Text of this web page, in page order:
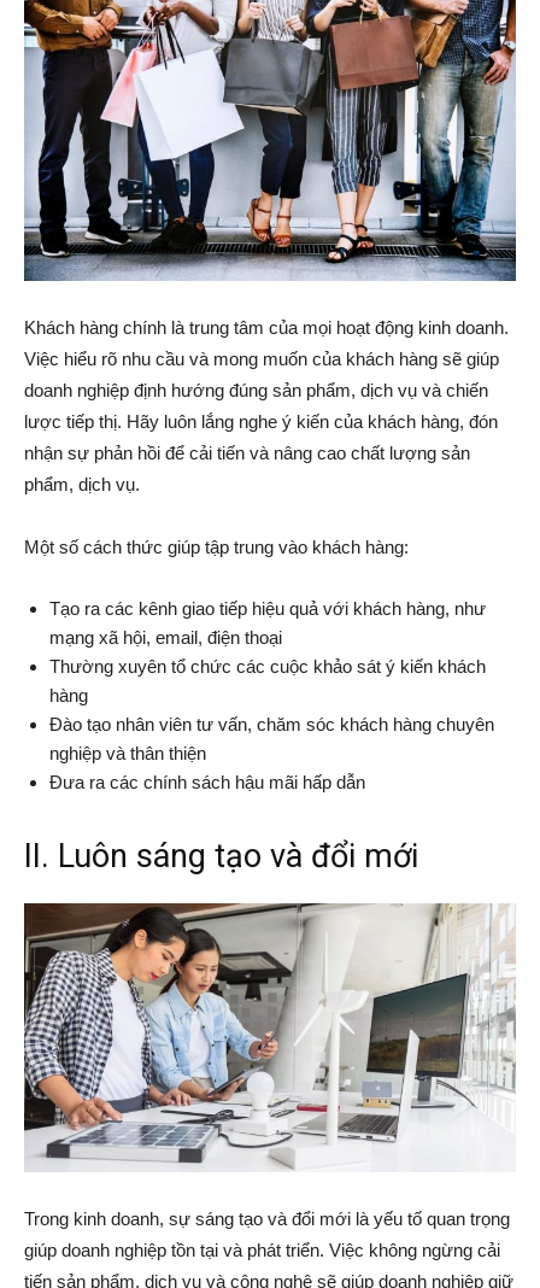
Khách hàng chính là trung tâm của mọi hoạt động kinh doanh.
Việc hiểu rõ nhu cầu và mong muốn của khách hàng sẽ giúp
doanh nghiệp định hướng đúng sản phẩm, dịch vụ và chiến
lược tiếp thị. Hãy luôn lắng nghe ý kiến của khách hàng, đón
nhận sự phản hồi để cải tiến và nâng cao chất lượng sản
phẩm, dịch vụ.
Một số cách thức giúp tập trung vào khách hàng:
Tạo ra các kênh giao tiếp hiệu quả với khách hàng, như
mạng xã hội, email, điện thoại
Thường xuyên tổ chức các cuộc khảo sát ý kiến khách
hàng
Đào tạo nhân viên tư vấn, chăm sóc khách hàng chuyên
nghiệp và thân thiện
Đưa ra các chính sách hậu mãi hấp dẫn
II. Luôn sáng tạo và đổi mới
Trong kinh doanh, sự sáng tạo và đổi mới là yếu tố quan trọng
giúp doanh nghiệp tồn tại và phát triển. Việc không ngừng cải
tiến sản phẩm, dịch vụ và công nghệ sẽ giúp doanh nghiệp giữ